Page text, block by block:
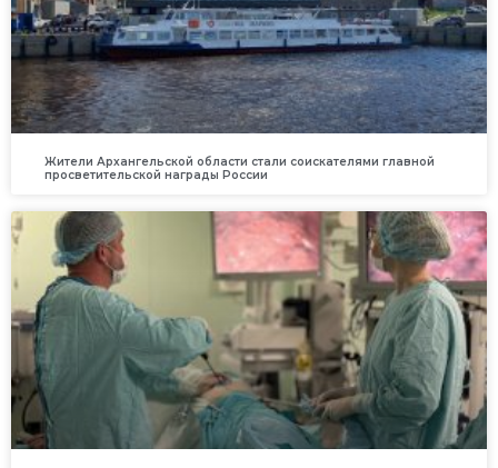
Жители Архангельской области стали соискателями главной
просветительской награды России